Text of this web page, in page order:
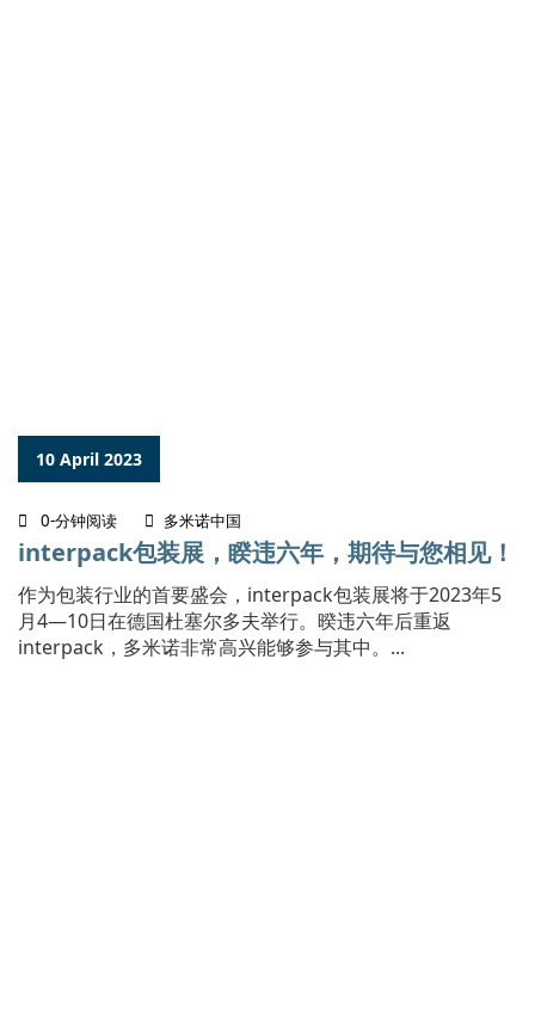
10 April 2023
0-分钟阅读 多米诺中国
interpack包装展，睽违六年，期待与您相见！
作为包装行业的首要盛会，interpack包装展将于2023年5
月4—10日在德国杜塞尔多夫举行。暌违六年后重返
interpack，多米诺非常高兴能够参与其中。...